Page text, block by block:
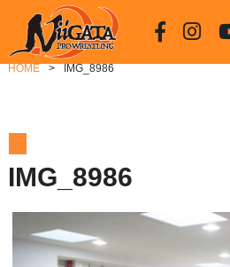
HOME IMG_8986
IMG_8986